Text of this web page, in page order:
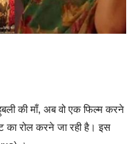
की माँ, अब वो एक फिल्म करने
का रोल करने जा रही है। इस